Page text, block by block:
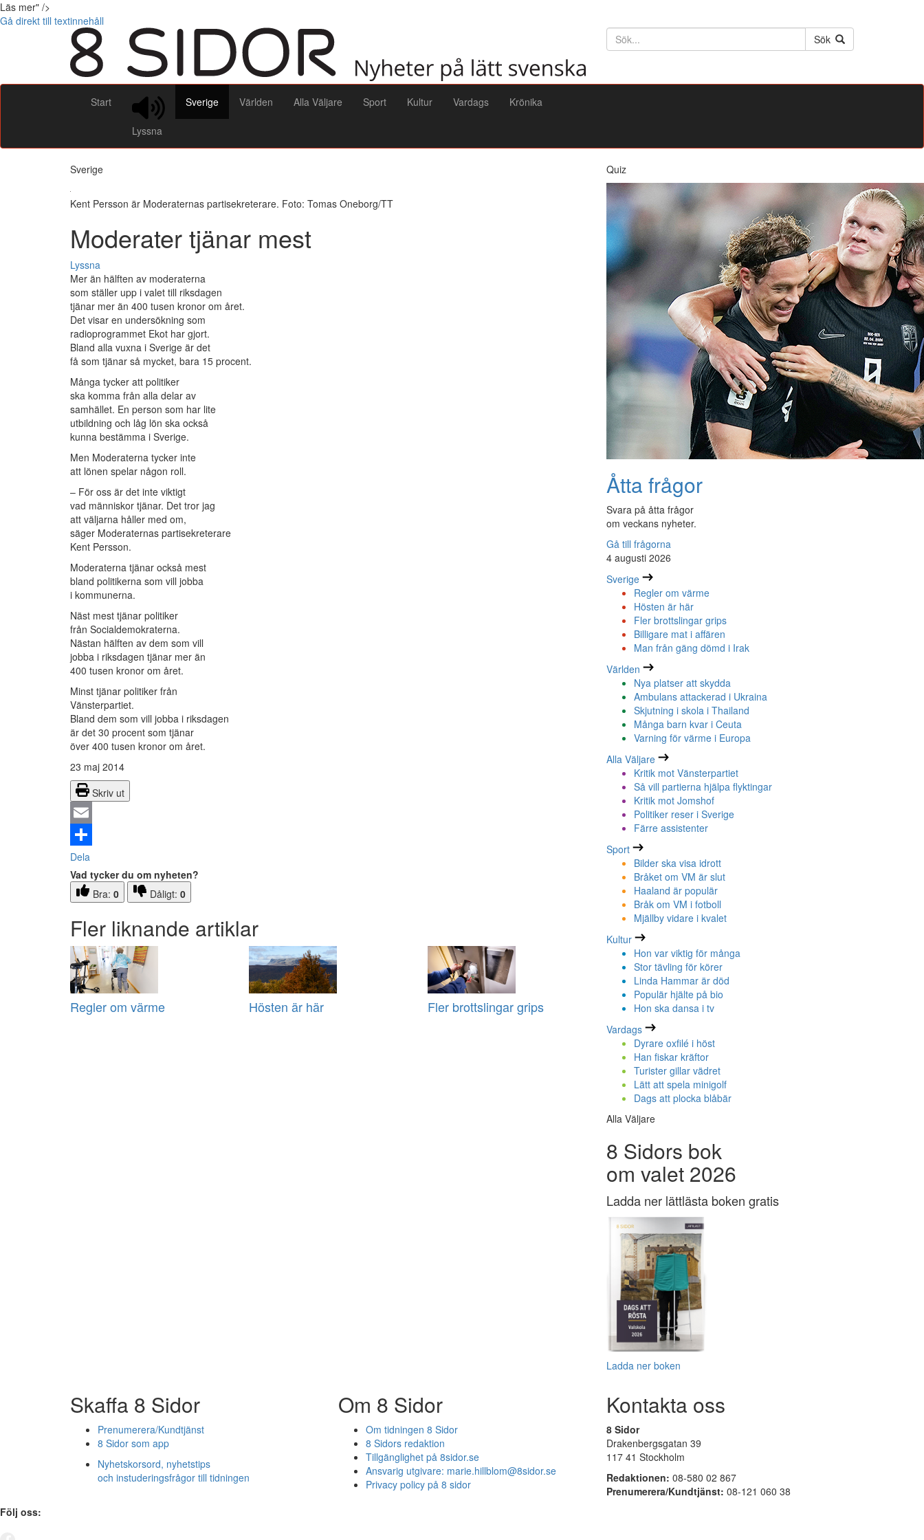
Läs mer" />
Gå direkt till textinnehåll
Söktext
Sök
Start
Lyssna
Sverige Världen Alla Väljare Sport Kultur Vardags Krönika
Sverige
Kent Persson är Moderaternas partisekreterare. Foto: Tomas Oneborg/TT
Moderater tjänar mest
Lyssna
Mer än hälften av moderaterna
som ställer upp i valet till riksdagen
tjänar mer än 400 tusen kronor om året.
Det visar en undersökning som
radioprogrammet Ekot har gjort.
Bland alla vuxna i Sverige är det
få som tjänar så mycket, bara 15 procent.
Många tycker att politiker
ska komma från alla delar av
samhället. En person som har lite
utbildning och låg lön ska också
kunna bestämma i Sverige.
Men Moderaterna tycker inte
att lönen spelar någon roll.
– För oss är det inte viktigt
vad människor tjänar. Det tror jag
att väljarna håller med om,
säger Moderaternas partisekreterare
Kent Persson.
Moderaterna tjänar också mest
bland politikerna som vill jobba
i kommunerna.
Näst mest tjänar politiker
från Socialdemokraterna.
Nästan hälften av dem som vill
jobba i riksdagen tjänar mer än
400 tusen kronor om året.
Minst tjänar politiker från
Vänsterpartiet.
Bland dem som vill jobba i riksdagen
är det 30 procent som tjänar
över 400 tusen kronor om året.
23 maj 2014
Skriv ut
Email
Dela
Vad tycker du om nyheten?
Bra: 0 Dåligt: 0
Fler liknande artiklar
Regler om värme Hösten är här Fler brottslingar grips
Quiz
Åtta frågor
Svara på åtta frågor
om veckans nyheter.
Gå till frågorna
4 augusti 2026
Sverige
Regler om värme
Hösten är här
Fler brottslingar grips
Billigare mat i affären
Man från gäng dömd i Irak
Världen
Nya platser att skydda
Ambulans attackerad i Ukraina
Skjutning i skola i Thailand
Många barn kvar i Ceuta
Varning för värme i Europa
Alla Väljare
Kritik mot Vänsterpartiet
Så vill partierna hjälpa flyktingar
Kritik mot Jomshof
Politiker reser i Sverige
Färre assistenter
Sport
Bilder ska visa idrott
Bråket om VM är slut
Haaland är populär
Bråk om VM i fotboll
Mjällby vidare i kvalet
Kultur
Hon var viktig för många
Stor tävling för körer
Linda Hammar är död
Populär hjälte på bio
Hon ska dansa i tv
Vardags
Dyrare oxfilé i höst
Han fiskar kräftor
Turister gillar vädret
Lätt att spela minigolf
Dags att plocka blåbär
Alla Väljare
8 Sidors bok
om valet 2026
Ladda ner lättlästa boken gratis
Ladda ner boken
Skaffa 8 Sidor
Prenumerera/Kundtjänst
8 Sidor som app
Nyhetskorsord, nyhetstips
och instuderingsfrågor till tidningen
Om 8 Sidor
Om tidningen 8 Sidor
8 Sidors redaktion
Tillgänglighet på 8sidor.se
Ansvarig utgivare: marie.hillblom@8sidor.se
Privacy policy på 8 sidor
Kontakta oss
8 Sidor
Drakenbergsgatan 39
117 41 Stockholm
Redaktionen: 08-580 02 867
Prenumerera/Kundtjänst: 08-121 060 38
Följ oss: